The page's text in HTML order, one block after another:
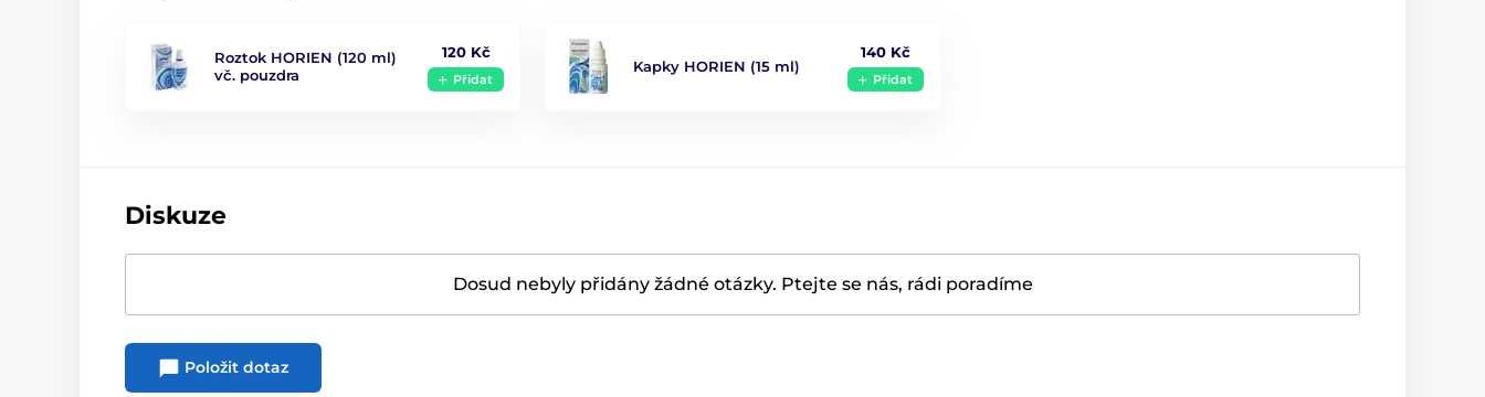
Roztok HORIEN (120 ml)
vč. pouzdra
120 Kč
Přidat
Kapky HORIEN (15 ml)
140 Kč
Přidat
Diskuze
Dosud nebyly přidány žádné otázky. Ptejte se nás, rádi poradíme
Položit dotaz